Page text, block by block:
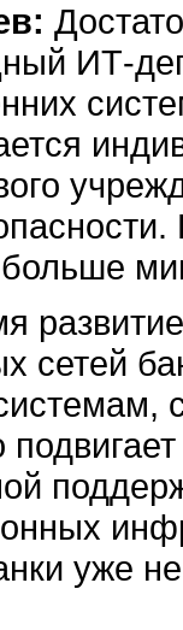
ИТ-
больше
сетей
уже